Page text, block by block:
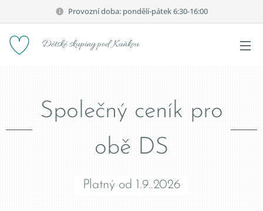
Provozní doba: pondělí-pátek 6:30-16:00
Dětské skupiny pod Kuňkou
Společný ceník pro
obě DS
Platný od 1.9..2026